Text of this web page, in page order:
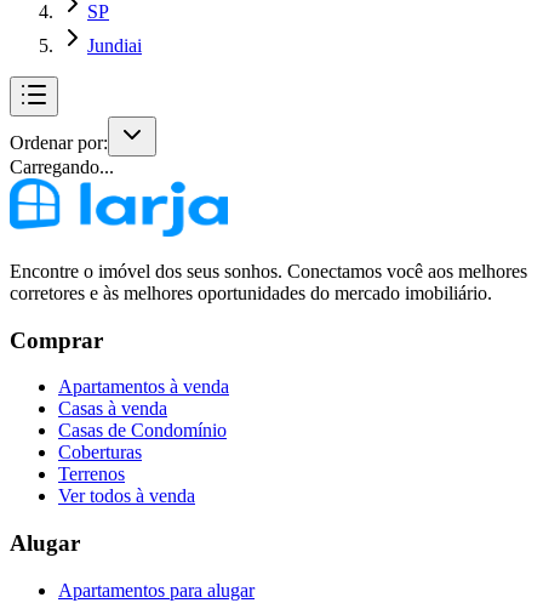
SP
Jundiai
Ordenar por:
Carregando...
Encontre o imóvel dos seus sonhos. Conectamos você aos melhores
corretores e às melhores oportunidades do mercado imobiliário.
Comprar
Apartamentos à venda
Casas à venda
Casas de Condomínio
Coberturas
Terrenos
Ver todos à venda
Alugar
Apartamentos para alugar